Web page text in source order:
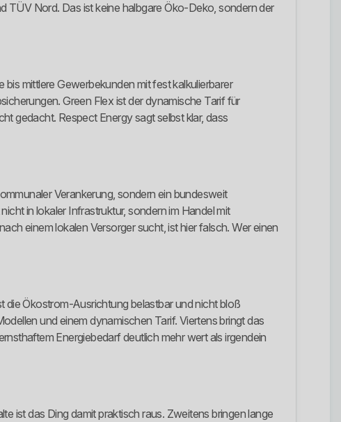
TÜV Nord. Das ist keine halbgare Öko-Deko, sondern der
mittlere Gewerbekunden mit fest kalkulierbarer
Green Flex ist der dynamische Tarif für
gedacht. Respect Energy sagt selbst klar, dass
Verankerung, sondern ein bundesweit
in lokaler Infrastruktur, sondern im Handel mit
einem lokalen Versorger sucht, ist hier falsch. Wer einen
die Ökostrom-Ausrichtung belastbar und nicht bloß
und einem dynamischen Tarif. Viertens bringt das
Energiebedarf deutlich mehr wert als irgendein
ist das Ding damit praktisch raus. Zweitens bringen lange